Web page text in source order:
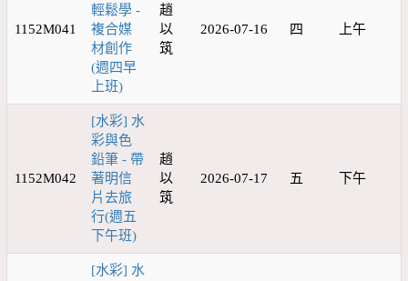
1152M041
輕鬆學 -
複合媒
材創作
(週四早
上班)
趙
以
筑
2026-07-16 四 上午
1152M042
[水彩] 水
彩與色
鉛筆 - 帶
著明信
片去旅
行(週五
下午班)
趙
以
筑
2026-07-17 五 下午
[水彩] 水